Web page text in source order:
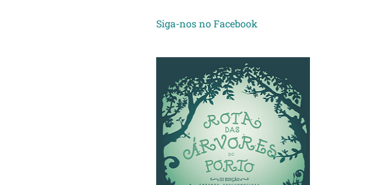
Siga-nos no Facebook